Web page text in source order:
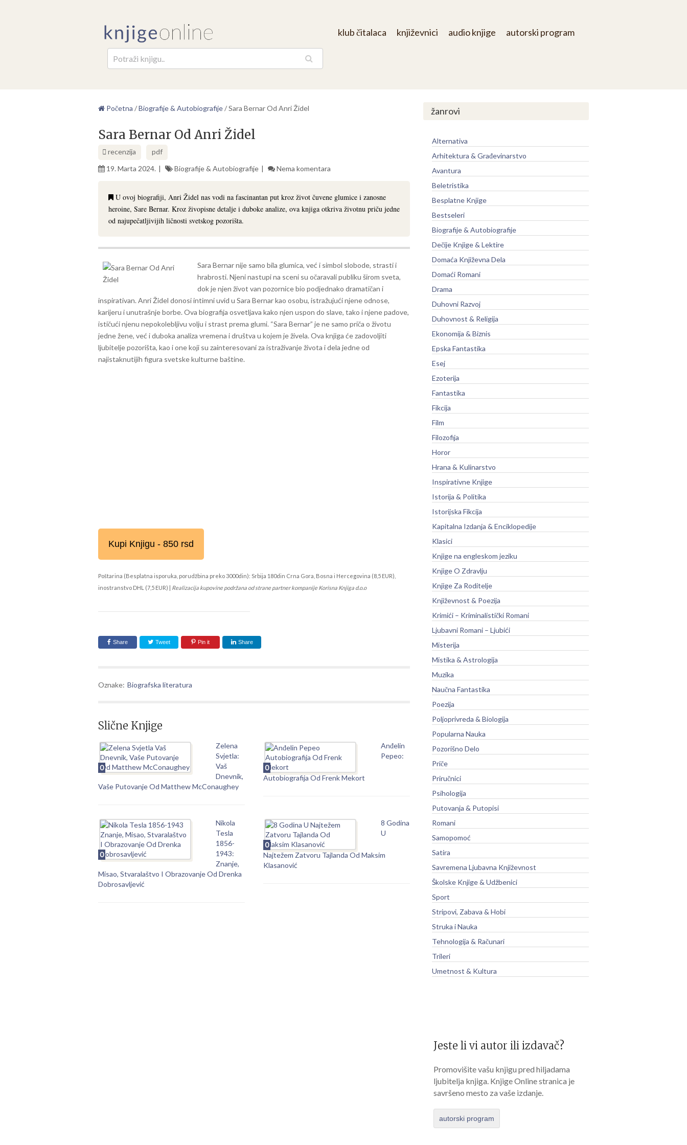
klub čitalaca književnici audio knjige autorski program
Početna /Biografije & Autobiografije/Sara Bernar Od Anri Židel
Sara Bernar Od Anri Židel
recenzija
pdf
19. Marta 2024.
Biografije & Autobiografije Nema komentara
U ovoj biografiji, Anri Židel nas vodi na fascinantan put kroz život čuvene glumice i zanosne
heroine, Sare Bernar. Kroz živopisne detalje i duboke analize, ova knjiga otkriva životnu priču jedne
od najupečatljivijih ličnosti svetskog pozorišta.
Sara Bernar nije samo bila glumica, već i simbol slobode, strasti i
hrabrosti. Njeni nastupi na sceni su očaravali publiku širom sveta,
dok je njen život van pozornice bio podjednako dramatičan i
inspirativan. Anri Židel donosi intimni uvid u Sara Bernar kao osobu, istražujući njene odnose,
karijeru i unutrašnje borbe. Ova biografija osvetljava kako njen uspon do slave, tako i njene padove,
ističući njenu nepokolebljivu volju i strast prema glumi. “Sara Bernar” je ne samo priča o životu
jedne žene, već i duboka analiza vremena i društva u kojem je živela. Ova knjiga će zadovoljiti
ljubitelje pozorišta, kao i one koji su zainteresovani za istraživanje života i dela jedne od
najistaknutijih figura svetske kulturne baštine.
Kupi Knjigu - 850 rsd
Poštarina (Besplatna isporuka, porudžbina preko 3000din): Srbija 180din Crna Gora, Bosna i Hercegovina (8,5 EUR),
inostranstvo DHL (7,5 EUR) | Realizacija kupovine podržana od strane partner kompanije Korisna Knjiga d.o.o
Share Tweet Pin it Share
Oznake: Biografska literatura
Slične Knjige
0
Zelena
Svjetla:
Vaš
Dnevnik,
Vaše Putovanje Od Matthew McConaughey
0
Anđelin
Pepeo:
Autobiografija Od Frenk Mekort
0
Nikola
Tesla
1856-
1943:
Znanje,
Misao, Stvaralaštvo I Obrazovanje Od Drenka
Dobrosavljević
0
8 Godina
U
Najtežem Zatvoru Tajlanda Od Maksim
Klasanović
žanrovi
Alternativa
Arhitektura & Građevinarstvo
Avantura
Beletristika
Besplatne Knjige
Bestseleri
Biografije & Autobiografije
Dečije Knjige & Lektire
Domaća Književna Dela
Domaći Romani
Drama
Duhovni Razvoj
Duhovnost & Religija
Ekonomija & Biznis
Epska Fantastika
Esej
Ezoterija
Fantastika
Fikcija
Film
Filozofija
Horor
Hrana & Kulinarstvo
Inspirativne Knjige
Istorija & Politika
Istorijska Fikcija
Kapitalna Izdanja & Enciklopedije
Klasici
Knjige na engleskom jeziku
Knjige O Zdravlju
Knjige Za Roditelje
Književnost & Poezija
Krimići – Kriminalistički Romani
Ljubavni Romani – Ljubići
Misterija
Mistika & Astrologija
Muzika
Naučna Fantastika
Poezija
Poljoprivreda & Biologija
Popularna Nauka
Pozorišno Delo
Priče
Priručnici
Psihologija
Putovanja & Putopisi
Romani
Samopomoć
Satira
Savremena Ljubavna Književnost
Školske Knjige & Udžbenici
Sport
Stripovi, Zabava & Hobi
Struka i Nauka
Tehnologija & Računari
Trileri
Umetnost & Kultura
Jeste li vi autor ili izdavač?
Promovišite vašu knjigu pred hiljadama
ljubitelja knjiga. Knjige Online stranica je
savršeno mesto za vaše izdanje.
autorski program